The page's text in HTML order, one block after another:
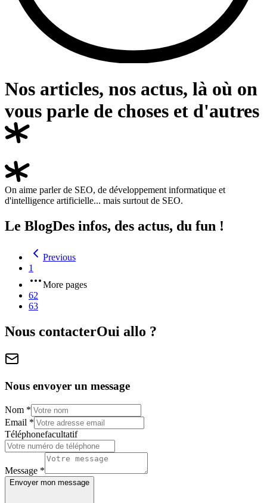
Nos articles, nos actus, là où on
vous parle de choses et d'autres
On aime parler de SEO, de développement informatique et
d'intelligence artificielle... mais surtout de SEO.
Le BlogDes infos, des actus, du fun !
Previous
1
More pages
62
63
Nous contacterOui allo ?
Nous envoyer un message
Nom *
Email *
Téléphonefacultatif
Message *
Envoyer mon message